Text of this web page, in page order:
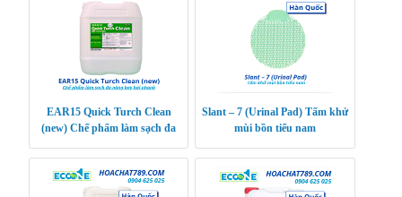
EAR15 Quick Turch Clean
(new) Chế phẩm làm sạch đa
Slant – 7 (Urinal Pad) Tấm khử
mùi bồn tiểu nam